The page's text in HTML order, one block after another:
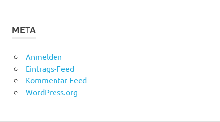
META
Anmelden
Eintrags-Feed
Kommentar-Feed
WordPress.org